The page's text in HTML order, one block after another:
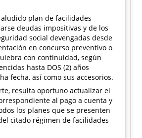
plan de facilidades
deudas impositivas y de los
social devengadas desde
en concurso preventivo o
con continuidad, según
hasta DOS (2) años
fecha, así como sus accesorios.
resulta oportuno actualizar el
al pago a cuenta y
los planes que se presenten
citado régimen de facilidades